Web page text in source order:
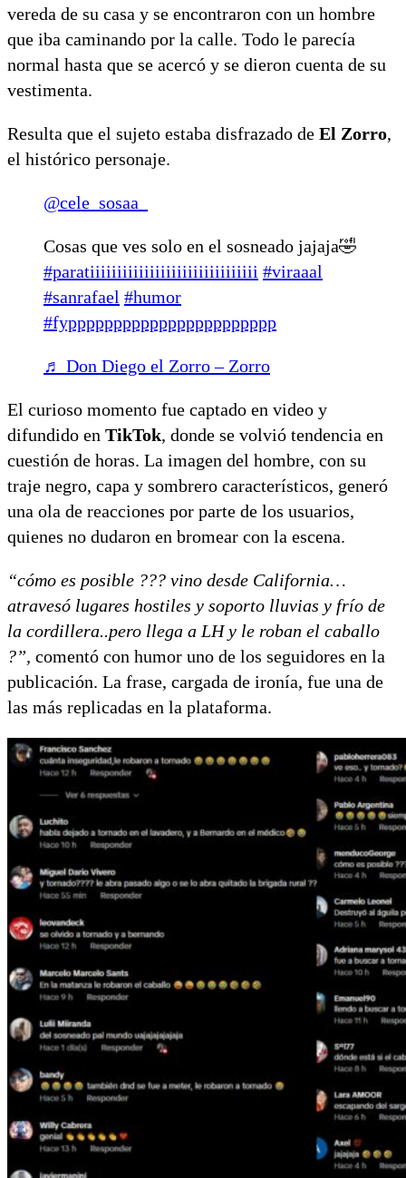
vereda de su casa y se encontraron con un hombre
que iba caminando por la calle. Todo le parecía
normal hasta que se acercó y se dieron cuenta de su
vestimenta.
Resulta que el sujeto estaba disfrazado de El Zorro,
el histórico personaje.
@cele_sosaa_
Cosas que ves solo en el sosneado jajaja🤣
#paratiiiiiiiiiiiiiiiiiiiiiiiiiiiiiii #viraaal
#sanrafael #humor
#fyppppppppppppppppppppppp
♬ Don Diego el Zorro – Zorro
El curioso momento fue captado en video y
difundido en TikTok, donde se volvió tendencia en
cuestión de horas. La imagen del hombre, con su
traje negro, capa y sombrero característicos, generó
una ola de reacciones por parte de los usuarios,
quienes no dudaron en bromear con la escena.
“cómo es posible ??? vino desde California…
atravesó lugares hostiles y soporto lluvias y frío de
la cordillera..pero llega a LH y le roban el caballo
?”, comentó con humor uno de los seguidores en la
publicación. La frase, cargada de ironía, fue una de
las más replicadas en la plataforma.